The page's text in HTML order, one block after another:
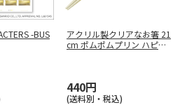
-BUS
アクリル製クリアなお箸 21
cm ポムポムプリン ハピネ
440円
(送料別・税込)